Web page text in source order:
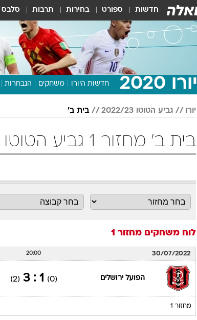
חדשות ספורט בחירות תרבות סלבס
יורו 2020 חדשות היורו משחקים הנבחרות
יורו גביע הטוטו 2022/23 בית ב'
בית ב' מחזור 1 גביע הטוטו 2022/23 כדורגל
לוח משחקים מחזור 1
30/07/2022
20:00
הפועל ירושלים (0)
1 : 3
(2)
מחזור 1